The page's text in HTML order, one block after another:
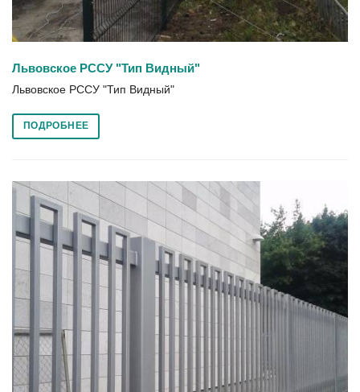
Львовское РССУ "Тип Видный"
Львовское РССУ "Тип Видный"
ПОДРОБНЕЕ